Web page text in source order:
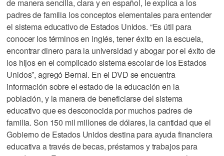
de manera sencilla, clara y en español, le explica a los
padres de familia los conceptos elementales para entender
el sistema educativo de Estados Unidos. “Es útil para
conocer los términos en inglés, tener éxito en la escuela,
encontrar dinero para la universidad y abogar por el éxito de
los hijos en el complicado sistema escolar de los Estados
Unidos”, agregó Bernal. En el DVD se encuentra
información sobre el estado de la educación en la
población, y la manera de beneficiarse del sistema
educativo que es desconocida por muchos padres de
familia. Son 150 mil millones de dólares, la cantidad que el
Gobierno de Estados Unidos destina para ayuda financiera
educativa a través de becas, préstamos y trabajos para